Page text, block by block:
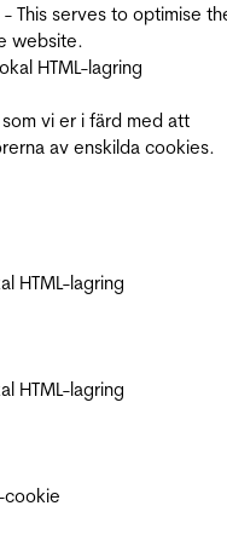
This serves to optimise
website.
HTML-lagring
vi er i färd med att
av enskilda cookies.
HTML-lagring
HTML-lagring
cookie